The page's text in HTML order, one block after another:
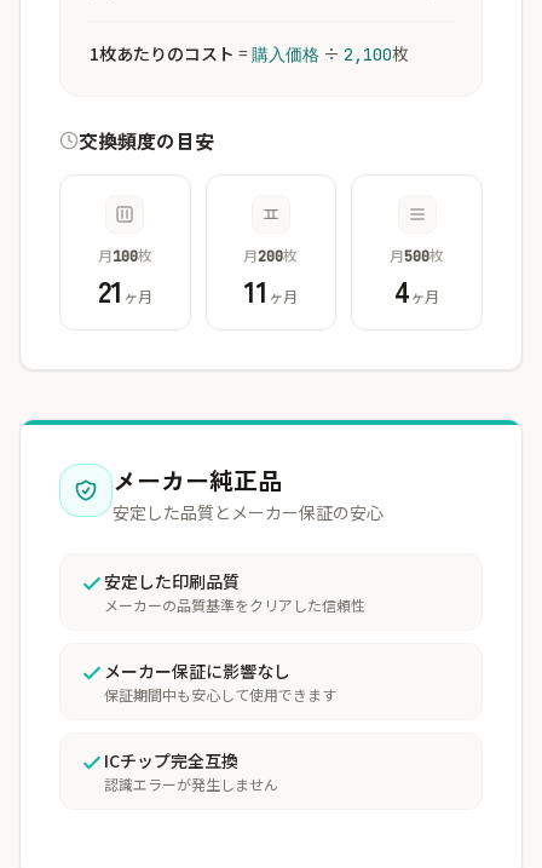
1枚あたりのコスト =購入価格 ÷ 2,100枚
交換頻度の目安
月100枚
21 ヶ月
月200枚
11 ヶ月
月500枚
4ヶ月
メーカー純正品
安定した品質とメーカー保証の安心
安定した印刷品質
メーカーの品質基準をクリアした信頼性
メーカー保証に影響なし
保証期間中も安心して使用できます
ICチップ完全互換
認識エラーが発生しません